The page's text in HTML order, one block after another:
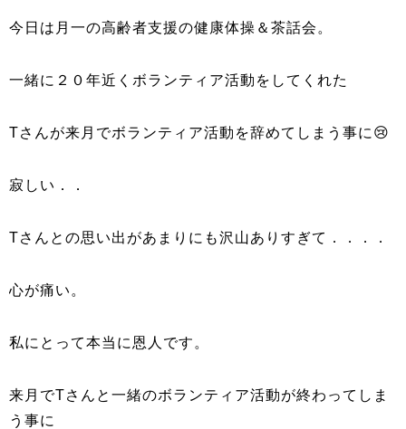
今日は月一の高齢者支援の健康体操＆茶話会。
一緒に２０年近くボランティア活動をしてくれた
Tさんが来月でボランティア活動を辞めてしまう事に😢
寂しい．．
Tさんとの思い出があまりにも沢山ありすぎて．．．．
心が痛い。
私にとって本当に恩人です。
来月でTさんと一緒のボランティア活動が終わってしま
う事に